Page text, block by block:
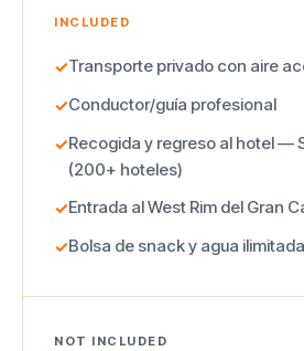
INCLUDED
✓Transporte privado con aire
✓Conductor/guía profesional
✓Recogida y regreso al hotel —
(200+ hoteles)
✓Entrada al West Rim del Gran
✓Bolsa de snack y agua ilimitada
NOT INCLUDED